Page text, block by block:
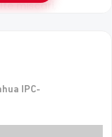
miscari,
AS-
chiar si la
fara a fi
IPC-